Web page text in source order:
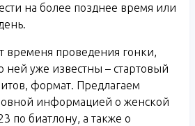
на более позднее время или
временя проведения гонки,
уже известны – стартовый
формат. Предлагаем
информацией о женской
по биатлону, а также о